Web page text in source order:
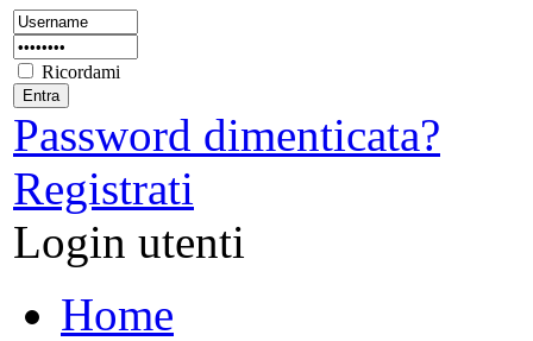
Ricordami
Password dimenticata?
Registrati
Login utenti
Home